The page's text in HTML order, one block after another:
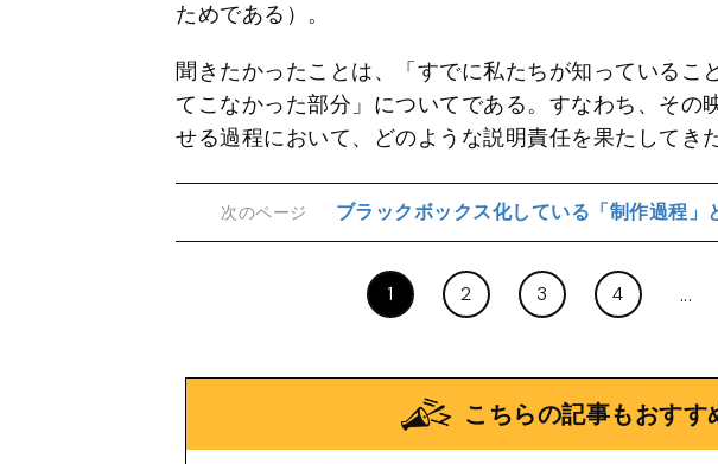
ためである）。
聞きたかったことは、「すでに私たちが知っているこ
てこなかった部分」についてである。すなわち、その
せる過程において、どのような説明責任を果たしてき
次のページ ブラックボックス化している「制作過程」
1 2 3 4
こちらの記事もおすす